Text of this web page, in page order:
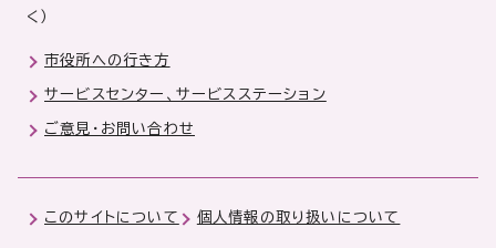
く）
市役所への行き方
サービスセンター、サービスステーション
ご意見・お問い合わせ
このサイトについて 個人情報の取り扱いについて